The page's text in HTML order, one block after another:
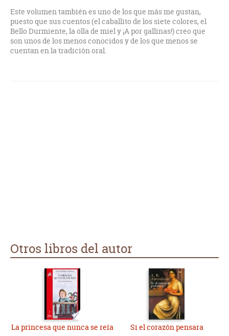
Este volumen también es uno de los que más me gustan,
puesto que sus cuentos (el caballito de los siete colores, el
Bello Durmiente, la olla de miel y ¡A por gallinas!) creo que
son unos de los menos conocidos y de los que menos se
cuentan en la tradición oral.
Otros libros del autor
La princesa que nunca se reía Si el corazón pensara